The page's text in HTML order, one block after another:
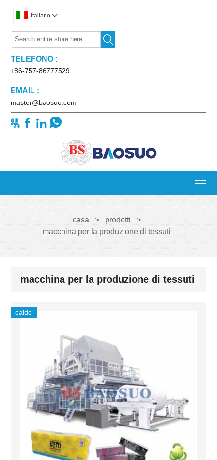
Italiano 

TELEFONO :
+86-757-86777529
EMAIL :
master@baosuo.com
   
casa > prodotti
>
macchina per la produzione di tessuti
macchina per la produzione di tessuti
caldo